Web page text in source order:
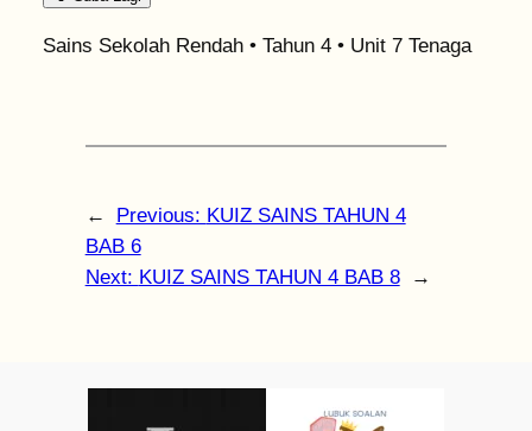
Sains Sekolah Rendah • Tahun 4 • Unit 7 Tenaga
← Previous: KUIZ SAINS TAHUN 4
BAB 6
Next: KUIZ SAINS TAHUN 4 BAB 8 →